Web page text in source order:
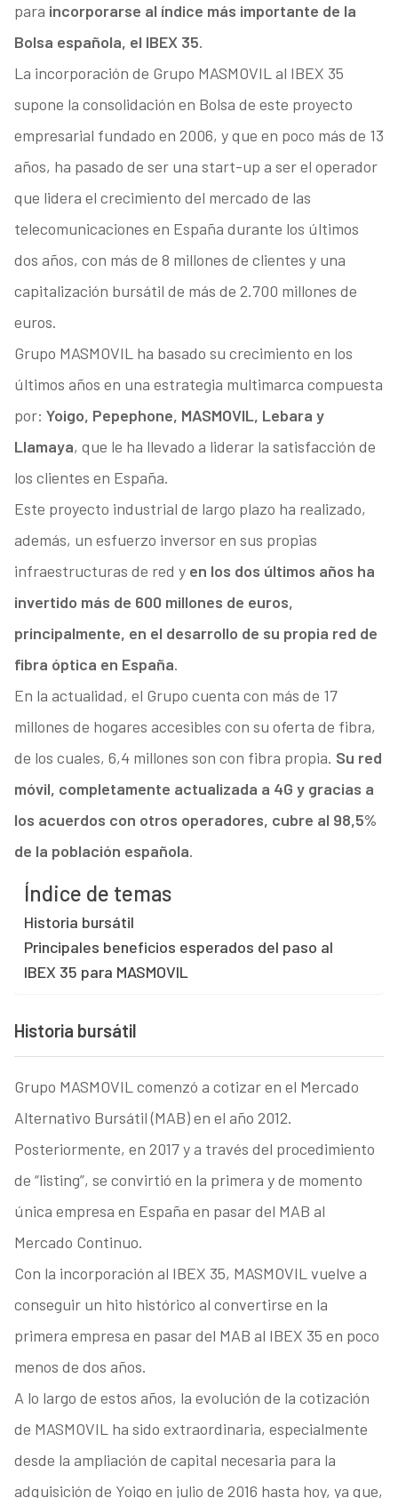
para incorporarse al índice más importante de la
Bolsa española, el IBEX 35.
La incorporación de Grupo MASMOVIL al IBEX 35
supone la consolidación en Bolsa de este proyecto
empresarial fundado en 2006, y que en poco más de 13
años, ha pasado de ser una start-up a ser el operador
que lidera el crecimiento del mercado de las
telecomunicaciones en España durante los últimos
dos años, con más de 8 millones de clientes y una
capitalización bursátil de más de 2.700 millones de
euros.
Grupo MASMOVIL ha basado su crecimiento en los
últimos años en una estrategia multimarca compuesta
por: Yoigo, Pepephone, MASMOVIL, Lebara y
Llamaya, que le ha llevado a liderar la satisfacción de
los clientes en España.
Este proyecto industrial de largo plazo ha realizado,
además, un esfuerzo inversor en sus propias
infraestructuras de red y en los dos últimos años ha
invertido más de 600 millones de euros,
principalmente, en el desarrollo de su propia red de
fibra óptica en España.
En la actualidad, el Grupo cuenta con más de 17
millones de hogares accesibles con su oferta de fibra,
de los cuales, 6,4 millones son con fibra propia. Su red
móvil, completamente actualizada a 4G y gracias a
los acuerdos con otros operadores, cubre al 98,5%
de la población española.
Índice de temas
Historia bursátil
Principales beneficios esperados del paso al
IBEX 35 para MASMOVIL
Historia bursátil
Grupo MASMOVIL comenzó a cotizar en el Mercado
Alternativo Bursátil (MAB) en el año 2012.
Posteriormente, en 2017 y a través del procedimiento
de “listing”, se convirtió en la primera y de momento
única empresa en España en pasar del MAB al
Mercado Continuo.
Con la incorporación al IBEX 35, MASMOVIL vuelve a
conseguir un hito histórico al convertirse en la
primera empresa en pasar del MAB al IBEX 35 en poco
menos de dos años.
A lo largo de estos años, la evolución de la cotización
de MASMOVIL ha sido extraordinaria, especialmente
desde la ampliación de capital necesaria para la
adquisición de Yoigo en julio de 2016 hasta hoy, ya que,